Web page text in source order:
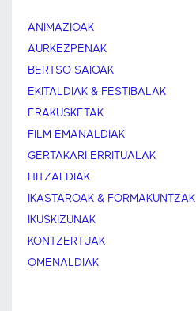
ANIMAZIOAK
AURKEZPENAK
BERTSO SAIOAK
EKITALDIAK & FESTIBALAK
ERAKUSKETAK
FILM EMANALDIAK
GERTAKARI ERRITUALAK
HITZALDIAK
IKASTAROAK & FORMAKUNTZAK
IKUSKIZUNAK
KONTZERTUAK
OMENALDIAK